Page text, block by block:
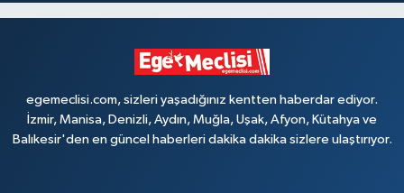
egemeclisi.com, sizleri yaşadığınız kentten haberdar ediyor.
İzmir, Manisa, Denizli, Aydın, Muğla, Uşak, Afyon, Kütahya ve
Balıkesir'den en güncel haberleri dakika dakika sizlere ulaştırıyor.